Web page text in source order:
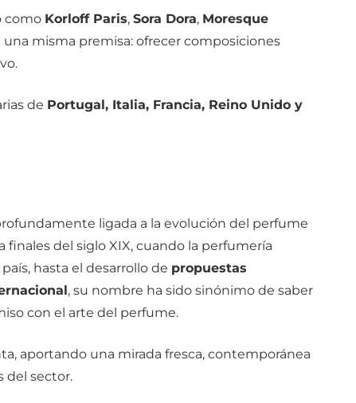
como Korloff Paris, Sora Dora, Moresque
misma premisa: ofrecer composiciones
de Portugal, Italia, Francia, Reino Unido y
ligada a la evolución del perfume
finales del siglo XIX, cuando la perfumería
hasta el desarrollo de propuestas
, su nombre ha sido sinónimo de saber
con el arte del perfume.
aportando una mirada fresca, contemporánea
del sector.